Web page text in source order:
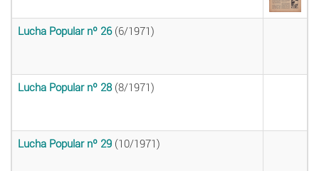
Lucha Popular nº 26(6/1971)
Lucha Popular nº 28(8/1971)
Lucha Popular nº 29 (10/1971)